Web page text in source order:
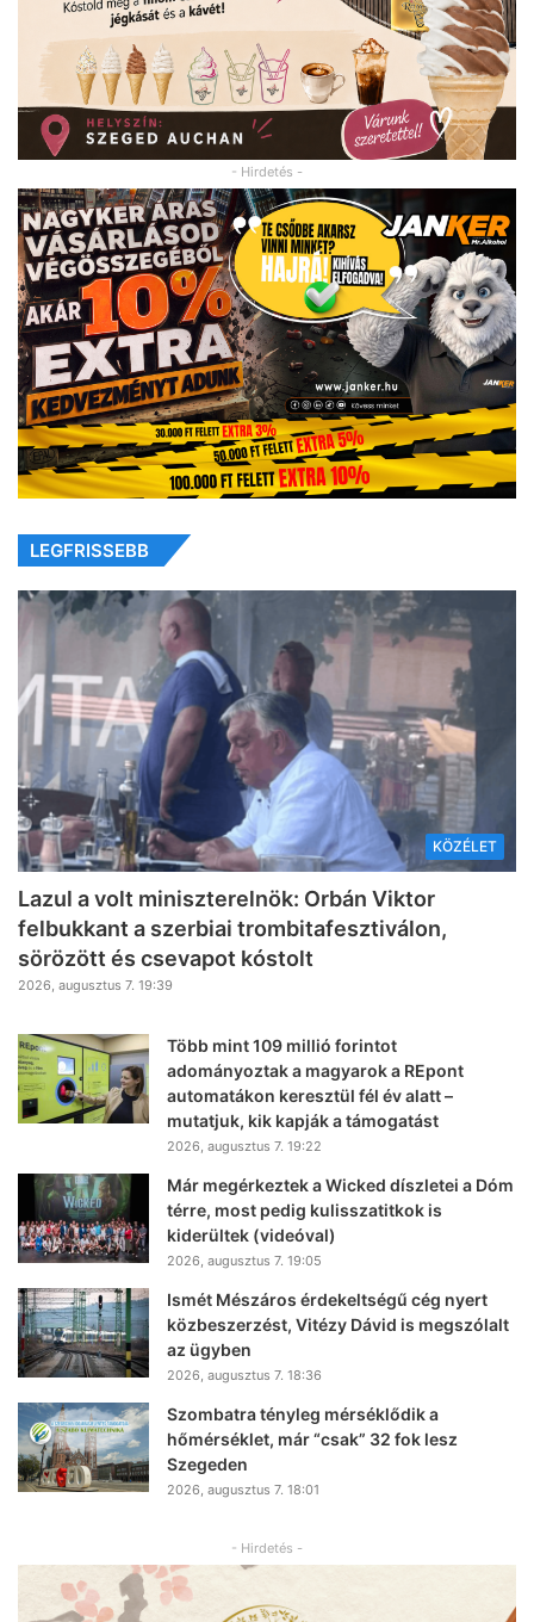
- Hirdetés -
LEGFRISSEBB
KÖZÉLET
Lazul a volt miniszterelnök: Orbán Viktor
felbukkant a szerbiai trombitafesztiválon,
sörözött és csevapot kóstolt
2026, augusztus 7. 19:39
Több mint 109 millió forintot
adományoztak a magyarok a REpont
automatákon keresztül fél év alatt –
mutatjuk, kik kapják a támogatást
2026, augusztus 7. 19:22
Már megérkeztek a Wicked díszletei a Dóm
térre, most pedig kulisszatitkok is
kiderültek (videóval)
2026, augusztus 7. 19:05
Ismét Mészáros érdekeltségű cég nyert
közbeszerzést, Vitézy Dávid is megszólalt
az ügyben
2026, augusztus 7. 18:36
Szombatra tényleg mérséklődik a
hőmérséklet, már “csak” 32 fok lesz
Szegeden
2026, augusztus 7. 18:01
- Hirdetés -